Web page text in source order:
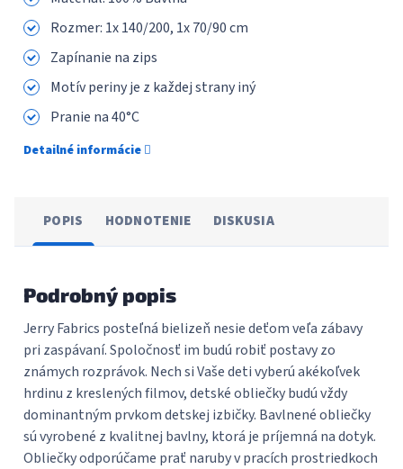
Rozmer: 1x 140/200, 1x 70/90 cm
Zapínanie na zips
Motív periny je z každej strany iný
Pranie na 40°C
Detailné informácie
POPIS HODNOTENIE DISKUSIA
Podrobný popis
Jerry Fabrics posteľná bielizeň nesie deťom veľa zábavy
pri zaspávaní. Spoločnosť im budú robiť postavy zo
známych rozprávok. Nech si Vaše deti vyberú akékoľvek
hrdinu z kreslených filmov, detské obliečky budú vždy
dominantným prvkom detskej izbičky. Bavlnené obliečky
sú vyrobené z kvalitnej bavlny, ktorá je príjemná na dotyk.
Obliečky odporúčame prať naruby v pracích prostriedkoch